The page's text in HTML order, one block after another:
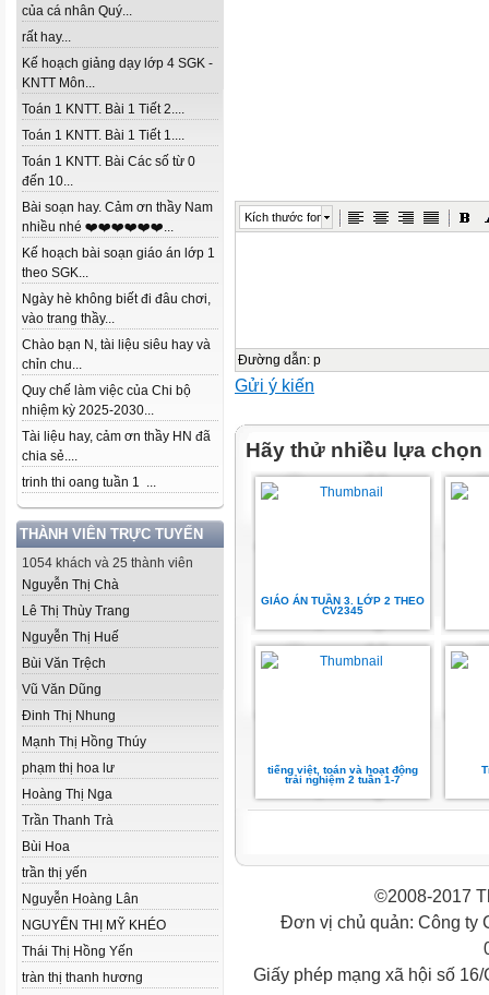
của cá nhân Quý...
rất hay...
Kế hoạch giảng dạy lớp 4 SGK -
KNTT Môn...
Toán 1 KNTT. Bài 1 Tiết 2....
Toán 1 KNTT. Bài 1 Tiết 1....
Toán 1 KNTT. Bài Các số từ 0
đến 10...
Bài soạn hay. Cảm ơn thầy Nam
nhiều nhé ❤️❤️❤️❤️❤️❤️...
Kế hoạch bài soạn giáo án lớp 1
theo SGK...
Ngày hè không biết đi đâu chơi,
vào trang thầy...
Chào bạn N, tài liệu siêu hay và
chỉn chu...
Quy chế làm việc của Chi bộ
nhiệm kỳ 2025-2030...
Tài liệu hay, cảm ơn thầy HN đã
chia sẻ....
trinh thi oang tuần 1 ...
THÀNH VIÊN TRỰC TUYẾN
1054 khách và 25 thành viên
Nguyễn Thị Chà
Lê Thị Thùy Trang
Nguyễn Thị Huế
Bùi Văn Trệch
Vũ Văn Dũng
Đinh Thị Nhung
Mạnh Thị Hồng Thúy
phạm thị hoa lư
Hoàng Thị Nga
Trần Thanh Trà
Bùi Hoa
trần thị yến
Nguyễn Hoàng Lân
NGUYỂN THỊ MỸ KHÉO
Thái Thị Hồng Yến
tràn thị thanh hương
Kích thước font
Đường dẫn: p
Gửi ý kiến
Hãy thử nhiều lựa chọn
GIÁO ÁN TUẦN 3. LỚP 2 THEO
CV2345
tiếng việt, toán và hoạt động
trải nghiệm 2 tuần 1-7
©2008-2017
Đơn vị chủ quản: Công ty
Giấy phép mạng xã hội số